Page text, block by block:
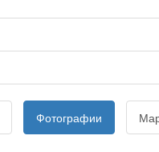
Фотографии